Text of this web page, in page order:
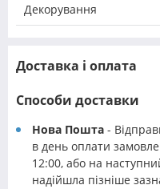
Декорування
Доставка і оплата
Способи доставки
Нова Пошта -
в день оплати
12:00, або на
надійшла пізніше